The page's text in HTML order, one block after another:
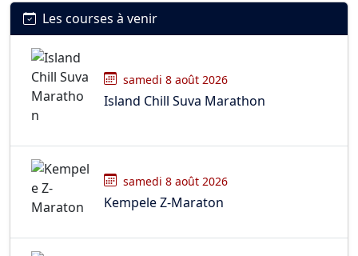
Les courses à venir
samedi 8 août 2026
Island Chill Suva Marathon
samedi 8 août 2026
Kempele Z-Maraton